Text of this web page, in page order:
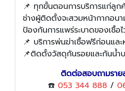
📌 ทุกขั้นตอนการบริการแก่ลูก
ช่างผู้ติดตั้งจะสวมหน้ากากอน
ป้องกันการแพร่ระบาดของเชื้อ
📌 บริการพ่นฆ่าเชื้อฟรีก่อนแล
📌ติดตั้งวัสดุกันรอยและกันน้
ติดต่อสอบถามราย
☎️ 053 344 888 /